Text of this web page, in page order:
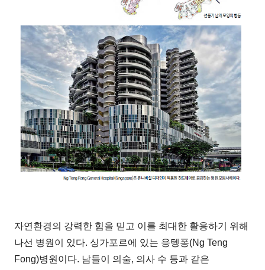
자연환경의 강력한 힘을 믿고 이를 최대한 활용하기 위해
나선 병원이 있다. 싱가포르에 있는 응텡퐁(Ng Teng
Fong)병원이다. 남들이 의술, 의사 수 등과 같은